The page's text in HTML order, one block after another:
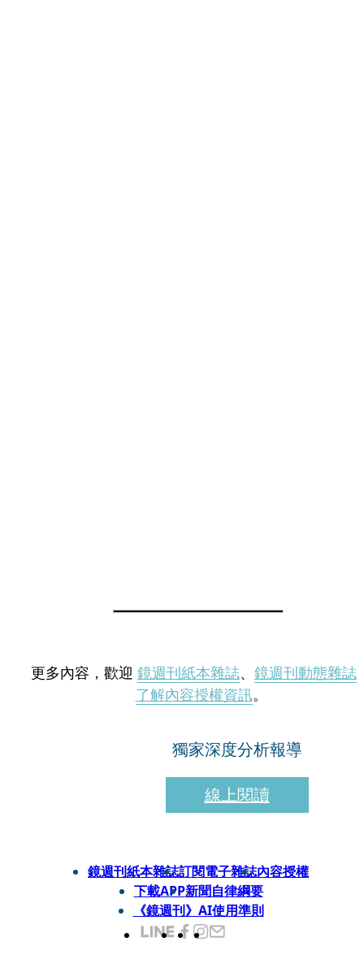
更多內容，歡迎 鏡週刊紙本雜誌、 鏡週刊動態雜誌
了解內容授權資訊。
獨家深度分析報導
線上閱讀
鏡週刊紙本雜誌訂閱電子雜誌內容授權
下載APP新聞自律綱要
《鏡週刊》AI使用準則